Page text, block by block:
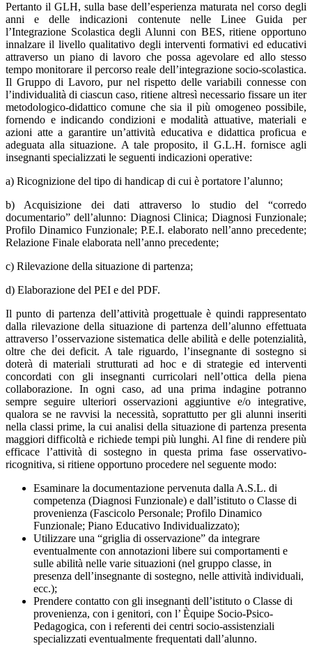
Pertanto il GLH, sulla base dell’esperienza maturata nel corso degli
anni e delle indicazioni contenute nelle Linee Guida per
l’Integrazione Scolastica degli Alunni con BES, ritiene opportuno
innalzare il livello qualitativo degli interventi formativi ed educativi
attraverso un piano di lavoro che possa agevolare ed allo stesso
tempo monitorare il percorso reale dell’integrazione socio-scolastica.
Il Gruppo di Lavoro, pur nel rispetto delle variabili connesse con
l’individualità di ciascun caso, ritiene altresì necessario fissare un iter
metodologico-didattico comune che sia il più omogeneo possibile,
fornendo e indicando condizioni e modalità attuative, materiali e
azioni atte a garantire un’attività educativa e didattica proficua e
adeguata alla situazione. A tale proposito, il G.L.H. fornisce agli
insegnanti specializzati le seguenti indicazioni operative:
a) Ricognizione del tipo di handicap di cui è portatore l’alunno;
b) Acquisizione dei dati attraverso lo studio del “corredo
documentario” dell’alunno: Diagnosi Clinica; Diagnosi Funzionale;
Profilo Dinamico Funzionale; P.E.I. elaborato nell’anno precedente;
Relazione Finale elaborata nell’anno precedente;
c) Rilevazione della situazione di partenza;
d) Elaborazione del PEI e del PDF.
Il punto di partenza dell’attività progettuale è quindi rappresentato
dalla rilevazione della situazione di partenza dell’alunno effettuata
attraverso l’osservazione sistematica delle abilità e delle potenzialità,
oltre che dei deficit. A tale riguardo, l’insegnante di sostegno si
doterà di materiali strutturati ad hoc e di strategie ed interventi
concordati con gli insegnanti curricolari nell’ottica della piena
collaborazione. In ogni caso, ad una prima indagine potranno
sempre seguire ulteriori osservazioni aggiuntive e/o integrative,
qualora se ne ravvisi la necessità, soprattutto per gli alunni inseriti
nella classi prime, la cui analisi della situazione di partenza presenta
maggiori difficoltà e richiede tempi più lunghi. Al fine di rendere più
efficace l’attività di sostegno in questa prima fase osservativo-
ricognitiva, si ritiene opportuno procedere nel seguente modo:
Esaminare la documentazione pervenuta dalla A.S.L. di
competenza (Diagnosi Funzionale) e dall’istituto o Classe di
provenienza (Fascicolo Personale; Profilo Dinamico
Funzionale; Piano Educativo Individualizzato);
Utilizzare una “griglia di osservazione” da integrare
eventualmente con annotazioni libere sui comportamenti e
sulle abilità nelle varie situazioni (nel gruppo classe, in
presenza dell’insegnante di sostegno, nelle attività individuali,
ecc.);
Prendere contatto con gli insegnanti dell’istituto o Classe di
provenienza, con i genitori, con l’ Èquipe Socio-Psico-
Pedagogica, con i referenti dei centri socio-assistenziali
specializzati eventualmente frequentati dall’alunno.